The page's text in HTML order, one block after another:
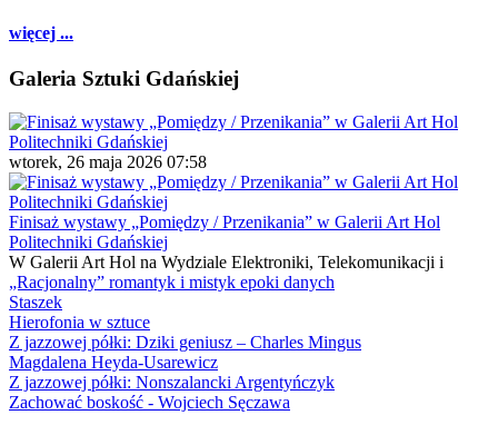
więcej ...
Galeria Sztuki Gdańskiej
wtorek, 26 maja 2026 07:58
Finisaż wystawy „Pomiędzy / Przenikania” w Galerii Art Hol
Politechniki Gdańskiej
W Galerii Art Hol na Wydziale Elektroniki, Telekomunikacji i
„Racjonalny” romantyk i mistyk epoki danych
Staszek
Hierofonia w sztuce
Z jazzowej półki: Dziki geniusz – Charles Mingus
Magdalena Heyda-Usarewicz
Z jazzowej półki: Nonszalancki Argentyńczyk
Zachować boskość - Wojciech Sęczawa